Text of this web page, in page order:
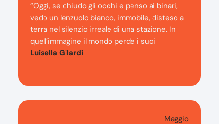
“Oggi, se chiudo gli occhi e penso ai binari,
vedo un lenzuolo bianco, immobile, disteso a
terra nel silenzio irreale di una stazione. In
quell’immagine il mondo perde i suoi
Luisella Gilardi
Maggio